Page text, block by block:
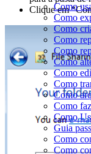
Como
Como
Como
Como
Como
Como
Como
Como
Como
Como
Como
Guia
Como
Como
Clique em